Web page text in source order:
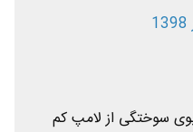
سوختگی از لامپ کم